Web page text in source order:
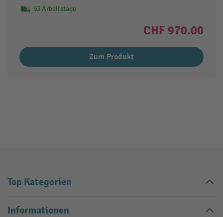
93 Arbeitstage
CHF 970.00
Zum Produkt
Top Kategorien
Informationen